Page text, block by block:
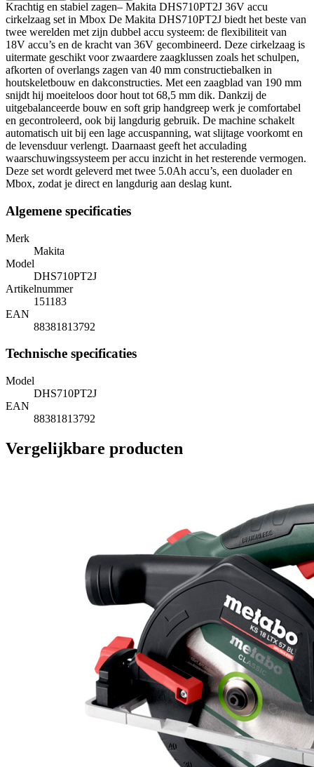
Krachtig en stabiel zagen– Makita DHS710PT2J 36V accu
cirkelzaag set in Mbox De Makita DHS710PT2J biedt het beste van
twee werelden met zijn dubbel accu systeem: de flexibiliteit van
18V accu’s en de kracht van 36V gecombineerd. Deze cirkelzaag is
uitermate geschikt voor zwaardere zaagklussen zoals het schulpen,
afkorten of overlangs zagen van 40 mm constructiebalken in
houtskeletbouw en dakconstructies. Met een zaagblad van 190 mm
snijdt hij moeiteloos door hout tot 68,5 mm dik. Dankzij de
uitgebalanceerde bouw en soft grip handgreep werk je comfortabel
en gecontroleerd, ook bij langdurig gebruik. De machine schakelt
automatisch uit bij een lage accuspanning, wat slijtage voorkomt en
de levensduur verlengt. Daarnaast geeft het acculading
waarschuwingssysteem per accu inzicht in het resterende vermogen.
Deze set wordt geleverd met twee 5.0Ah accu’s, een duolader en
Mbox, zodat je direct en langdurig aan deslag kunt.
Algemene specificaties
Merk
Makita
Model
DHS710PT2J
Artikelnummer
151183
EAN
88381813792
Technische specificaties
Model
DHS710PT2J
EAN
88381813792
Vergelijkbare producten